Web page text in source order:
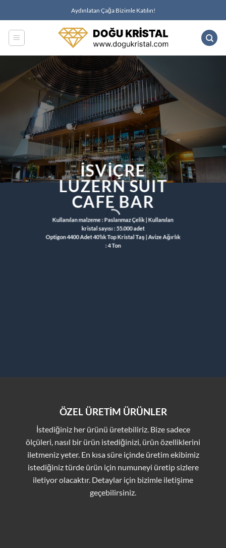
atla
Aydınlatan Çağa Bizimle Katılın!
İSVIÇRE
LUZERN SUIT
CAFE BAR
Kullanılan malzeme: Paslanmaz Çelik | Kullanılan
kristal sayısı : 55.000 adet
Optigon4400 Adet 40’lık Top Kristal Taş | AvizeAğırlık
: 4 Ton
ÖZEL ÜRETİM ÜRÜNLER
İstediğiniz her ürünü üretebiliriz. Bize sadece
ölçüleri, nasıl bir ürün istediğinizi, ürün özelliklerini
iletmeniz yeter. En kısa süre içinde üretim ekibimiz
istediğiniz türde ürün için numuneyi üretip sizlere
iletiyor olacaktır. Detaylar için bizimle iletişime
geçebilirsiniz.